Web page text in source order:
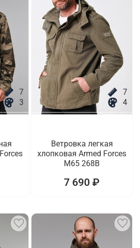
7
3
7
4
Ветровка легкая
хлопковая Armed Forces
M65 268B
7 690 ₽